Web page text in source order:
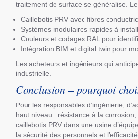
traitement de surface se généralise.
Caillebotis PRV avec fibres
Systèmes modulaires rapides à
Couleurs et codages RAL pour
Intégration BIM et digital twin pour
Les acheteurs et ingénieurs qui
industrielle.
Conclusion – pourquoi
Pour les responsables d’ingénierie,
haut niveau : résistance à la
caillebotis PRV dans une usine
la sécurité des personnels et